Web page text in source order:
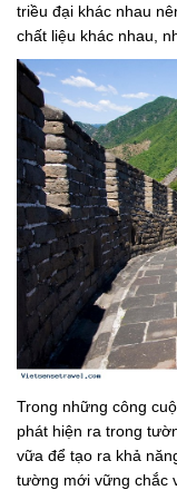
triều đại khác nhau
chất liệu khác nhau,
Trong những công
phát hiện ra trong
vữa để tạo ra khả
tường mới vững chắc